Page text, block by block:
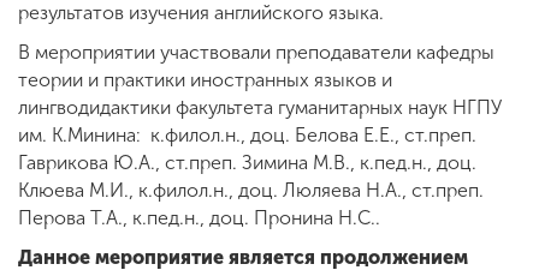
результатов изучения английского языка.
В мероприятии участвовали преподаватели кафедры
теории и практики иностранных языков и
лингводидактики факультета гуманитарных наук НГПУ
им. К.Минина: к.филол.н., доц. Белова Е.Е., ст.преп.
Гаврикова Ю.А., ст.преп. Зимина М.В., к.пед.н., доц.
Клюева М.И., к.филол.н., доц. Люляева Н.А., ст.преп.
Перова Т.А., к.пед.н., доц. Пронина Н.С..
Данное мероприятие является продолжением